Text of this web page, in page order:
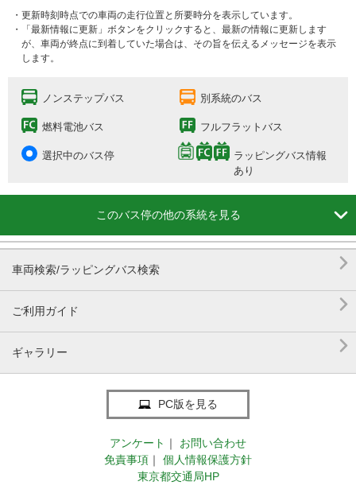
・更新時刻時点での車両の走行位置と所要時分を表示しています。
・「最新情報に更新」ボタンをクリックすると、最新の情報に更新します
が、車両が終点に到着していた場合は、その旨を伝えるメッセージを表示
します。
ノンステップバス 別系統のバス
燃料電池バス フルフラットバス
選択中のバス停
ラッピングバス情報
あり
このバス停の他の系統を見る 
車両検索/ラッピングバス検索 
ご利用ガイド 
ギャラリー 
PC版を見る
アンケート ｜
お問い合わせ
免責事項 ｜
個人情報保護方針
東京都交通局HP